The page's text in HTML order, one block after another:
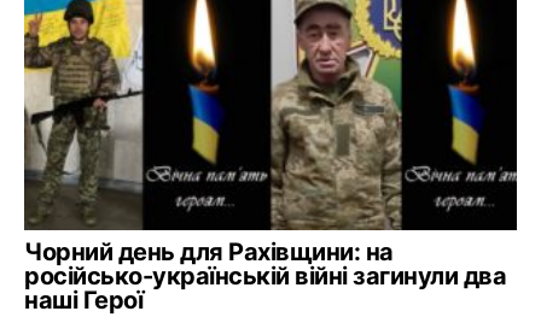
Чорний день для Рахівщини: на
російсько-українській війні загинули два
наші Герої